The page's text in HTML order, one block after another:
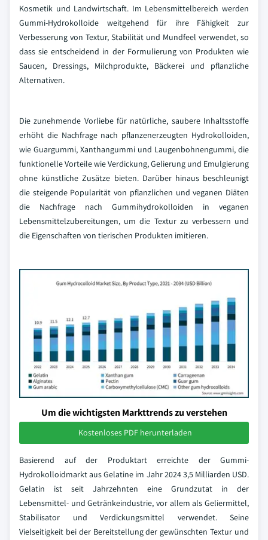
Kosmetik und Landwirtschaft. Im Lebensmittelbereich werden
Gummi-Hydrokolloide weitgehend für ihre Fähigkeit zur
Verbesserung von Textur, Stabilität und Mundfeel verwendet, so
dass sie entscheidend in der Formulierung von Produkten wie
Saucen, Dressings, Milchprodukte, Bäckerei und pflanzliche
Alternativen.
Die zunehmende Vorliebe für natürliche, saubere Inhaltsstoffe
erhöht die Nachfrage nach pflanzenerzeugten Hydrokolloiden,
wie Guargummi, Xanthangummi und Laugenbohnengummi, die
funktionelle Vorteile wie Verdickung, Gelierung und Emulgierung
ohne künstliche Zusätze bieten. Darüber hinaus beschleunigt
die steigende Popularität von pflanzlichen und veganen Diäten
die Nachfrage nach Gummihydrokolloiden in veganen
Lebensmittelzubereitungen, um die Textur zu verbessern und
die Eigenschaften von tierischen Produkten imitieren.
Um die wichtigsten Markttrends zu verstehen
Kostenloses PDF herunterladen
Basierend auf der Produktart erreichte der Gummi-
Hydrokolloidmarkt aus Gelatine im Jahr 2024 3,5 Milliarden USD.
Gelatin ist seit Jahrzehnten eine Grundzutat in der
Lebensmittel- und Getränkeindustrie, vor allem als Geliermittel,
Stabilisator und Verdickungsmittel verwendet. Seine
Vielseitigkeit bei der Bereitstellung der gewünschten Textur und